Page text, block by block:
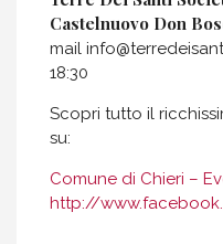
Castelnuovo Don
mail
18:30
Scopri tutto il
su:
Comune di Chieri –
http://